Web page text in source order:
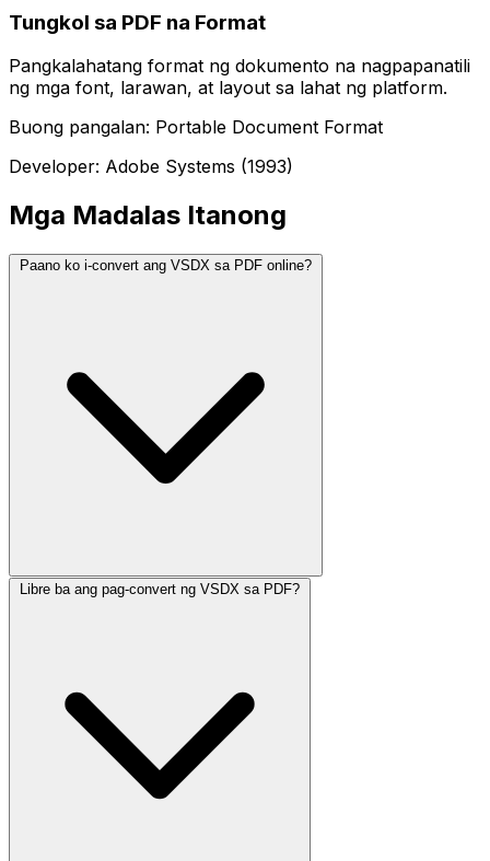
Tungkol sa PDF na Format
Pangkalahatang format ng dokumento na nagpapanatili
ng mga font, larawan, at layout sa lahat ng platform.
Buong pangalan: Portable Document Format
Developer: Adobe Systems (1993)
Mga Madalas Itanong
Paano ko i-convert ang VSDX sa PDF online?
Libre ba ang pag-convert ng VSDX sa PDF?